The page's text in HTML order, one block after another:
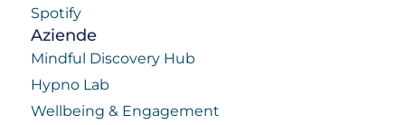
Spotify
Aziende
Mindful Discovery Hub
Hypno Lab
Wellbeing & Engagement